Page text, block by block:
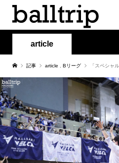
article
記事 article Bリーグ 「スペシャ